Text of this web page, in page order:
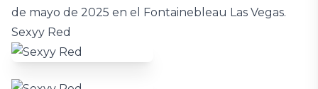
de mayo de 2025 en el Fontainebleau Las Vegas.
Sexyy Red